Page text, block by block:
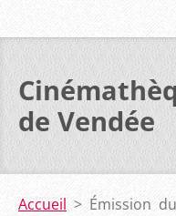
de Vendée
Accueil > Émission